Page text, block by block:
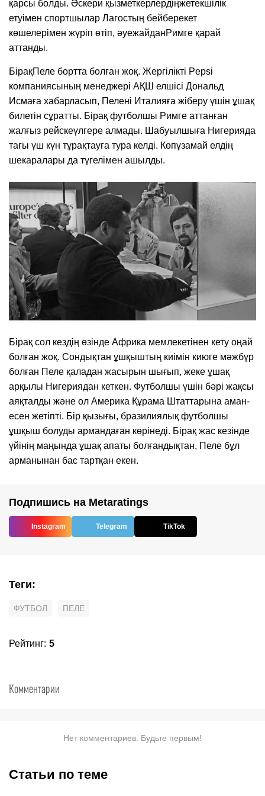
қарсы болды. Әскери қызметкерлердіңжетекшілік
етуімен спортшылар Лагостың бейберекет
көшелерімен жүріп өтіп, әуежайданРимге қарай
аттанды.
БірақПеле бортта болған жоқ. Жергілікті Pepsi
компаниясының менеджері АҚШ елшісі Дональд
Исмаға хабарласып, Пелені Италияға жіберу үшін ұшақ
билетін сұратты. Бірақ футболшы Римге аттанған
жалғыз рейскеүлгере алмады. Шабуылшыға Нигерияда
тағы үш күн тұрақтауға тура келді. Көпұзамай елдің
шекаралары да түгелімен ашылды.
Бірақ сол кездің өзінде Африка мемлекетінен кету оңай
болған жоқ. Сондықтан ұшқыштың киімін киюге мәжбүр
болған Пеле қаладан жасырын шығып, жеке ұшақ
арқылы Нигериядан кеткен. Футболшы үшін бәрі жақсы
аяқталды және ол Америка Құрама Штаттарына аман-
есен жетіпті. Бір қызығы, бразилиялық футболшы
ұшқыш болуды армандаған көрінеді. Бірақ жас кезінде
үйінің маңында ұшақ апаты болғандықтан, Пеле бұл
арманынан бас тартқан екен.
Подпишись на Metaratings
Instagram Telegram TikTok
Теги:
ФУТБОЛ ПЕЛЕ
Рейтинг: 5
Комментарии
Нет комментариев. Будьте первым!
Статьи по теме